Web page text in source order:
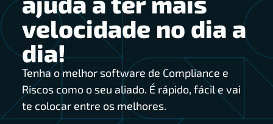
velocidade no dia a
dia!
Tenha o melhor software de Compliance e
Riscos como o seu aliado. É rápido, fácil e vai
te colocar entre os melhores.